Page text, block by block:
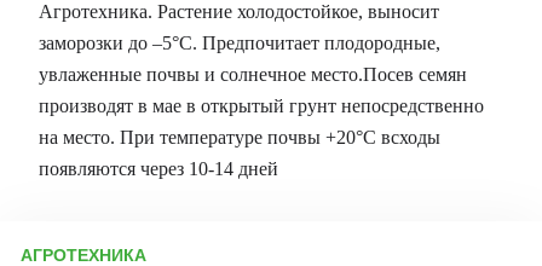
Агротехника. Растение холодостойкое, выносит
заморозки до –5°С. Предпочитает плодородные,
увлаженные почвы и солнечное место.Посев семян
производят в мае в открытый грунт непосредственно
на место. При температуре почвы +20°C всходы
появляются через 10-14 дней
АГРОТЕХНИКА